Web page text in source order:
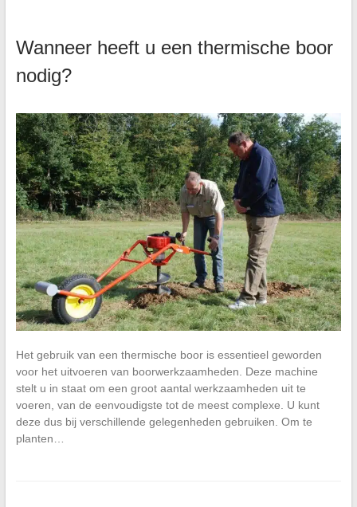
Wanneer heeft u een thermische boor
nodig?
Het gebruik van een thermische boor is essentieel geworden
voor het uitvoeren van boorwerkzaamheden. Deze machine
stelt u in staat om een groot aantal werkzaamheden uit te
voeren, van de eenvoudigste tot de meest complexe. U kunt
deze dus bij verschillende gelegenheden gebruiken. Om te
planten…